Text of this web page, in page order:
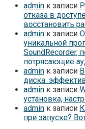
admin к записи
отказа в
восстановить
admin к записи
уникальной
SoundRecorder,
потрясающие
admin к записи
диска:
admin к записи
установка,
admin к записи
при запуске?